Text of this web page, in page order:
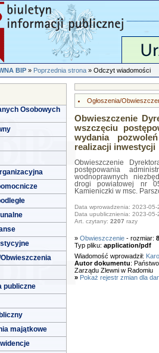
BIP»Poprzednia strona» Odczyt wiadomości
Osobowych
Obwieszczenia
publiczne
majątkowe
Ogłoszenia/
Obwieszczenie
wszczęciu
wydania
realizacji inwestycji
Obwieszczenie
postępowania
wodnoprawnych
drogi powiatowej nr
Kamieniczki w msc.
Data wprowadzenia: 2023-05-
Data upublicznienia: 2023-05-
Art. czytany: 2207 razy
» Obwieszczenie - rozmiar:
Typ pliku: application/pdf
Wiadomość wprowadził:
Autor dokumentu:
Zarządu Zlewni w Radomiu
» Pokaż rejestr zmian dla